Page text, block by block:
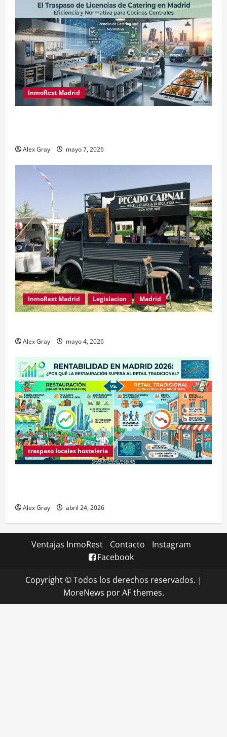
InmoRest Madrid
Alex Gray mayo 7, 2026
InmoRest Madrid Legislacion Madrid
Alex Gray mayo 4, 2026
traspaso locales hosteleria
Alex Gray abril 24, 2026
Ventajas InmoRest Contacto
Instagram
Facebook
Copyright © Todos los derechos reservados. |
MoreNews por AF themes.